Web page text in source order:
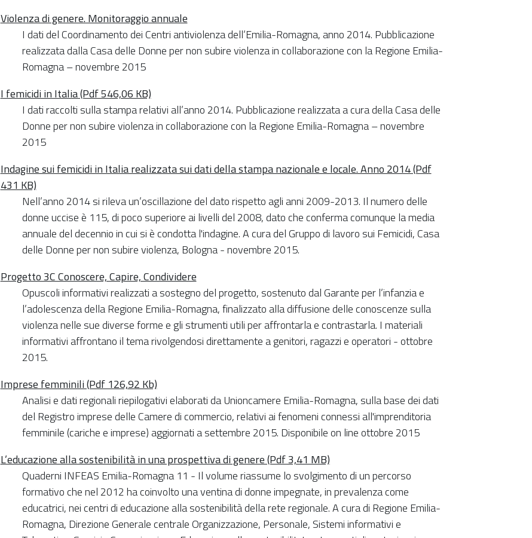
Violenza di genere. Monitoraggio annuale
I dati del Coordinamento dei Centri antiviolenza dell’Emilia-Romagna, anno 2014. Pubblicazione
realizzata dalla Casa delle Donne per non subire violenza in collaborazione con la Regione Emilia-
Romagna – novembre 2015
I femicidi in Italia (Pdf 546,06 KB)
I dati raccolti sulla stampa relativi all’anno 2014. Pubblicazione realizzata a cura della Casa delle
Donne per non subire violenza in collaborazione con la Regione Emilia-Romagna – novembre
2015
Indagine sui femicidi in Italia realizzata sui dati della stampa nazionale e locale. Anno 2014 (Pdf
431 KB)
Nell’anno 2014 si rileva un’oscillazione del dato rispetto agli anni 2009-2013. Il numero delle
donne uccise è 115, di poco superiore ai livelli del 2008, dato che conferma comunque la media
annuale del decennio in cui si è condotta l'indagine. A cura del Gruppo di lavoro sui Femicidi, Casa
delle Donne per non subire violenza, Bologna - novembre 2015.
Progetto 3C Conoscere, Capire, Condividere
Opuscoli informativi realizzati a sostegno del progetto, sostenuto dal Garante per l’infanzia e
l’adolescenza della Regione Emilia-Romagna, finalizzato alla diffusione delle conoscenze sulla
violenza nelle sue diverse forme e gli strumenti utili per affrontarla e contrastarla. I materiali
informativi affrontano il tema rivolgendosi direttamente a genitori, ragazzi e operatori - ottobre
2015.
Imprese femminili (Pdf 126,92 Kb)
Analisi e dati regionali riepilogativi elaborati da Unioncamere Emilia-Romagna, sulla base dei dati
del Registro imprese delle Camere di commercio, relativi ai fenomeni connessi all'imprenditoria
femminile (cariche e imprese) aggiornati a settembre 2015. Disponibile on line ottobre 2015
L’educazione alla sostenibilità in una prospettiva di genere (Pdf 3,41 MB)
Quaderni INFEAS Emilia-Romagna 11 - Il volume riassume lo svolgimento di un percorso
formativo che nel 2012 ha coinvolto una ventina di donne impegnate, in prevalenza come
educatrici, nei centri di educazione alla sostenibilità della rete regionale. A cura di Regione Emilia-
Romagna, Direzione Generale centrale Organizzazione, Personale, Sistemi informativi e